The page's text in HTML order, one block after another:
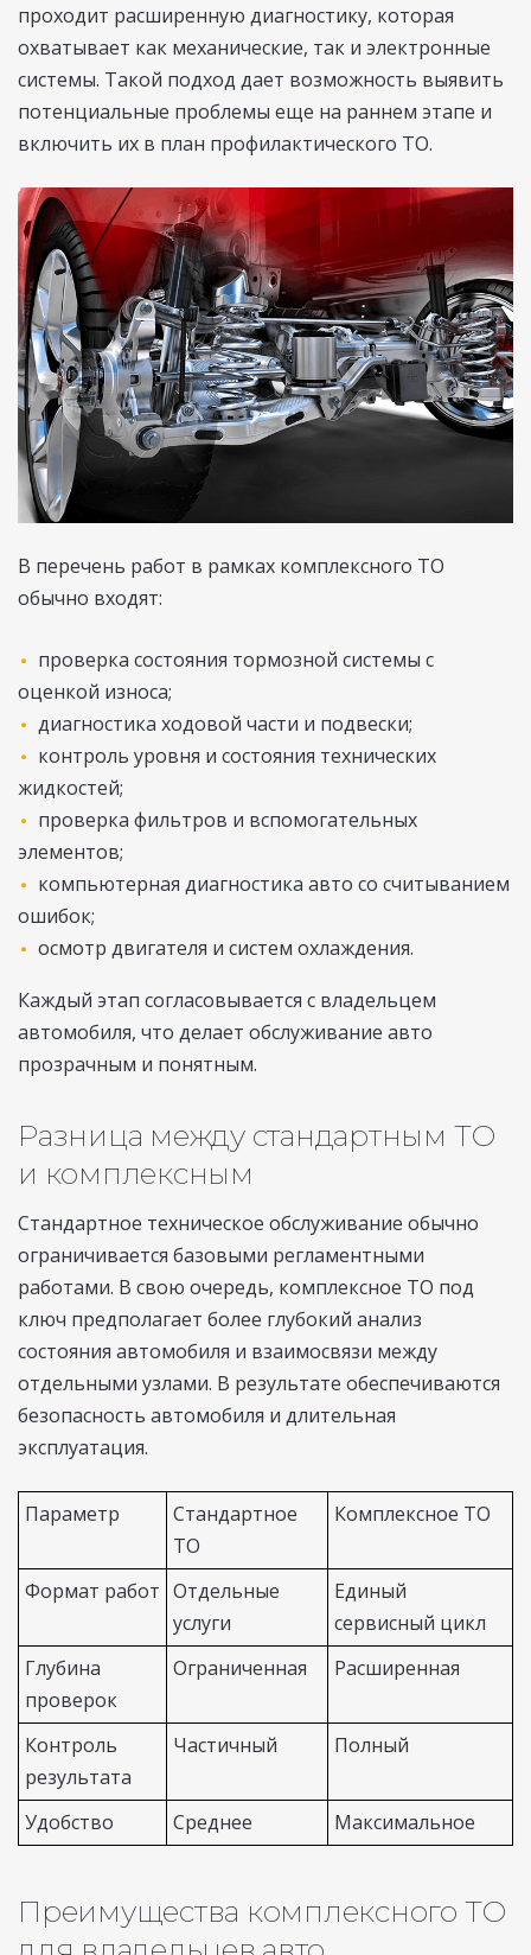
проходит расширенную диагностику, которая
охватывает как механические, так и электронные
системы. Такой подход дает возможность выявить
потенциальные проблемы еще на раннем этапе и
включить их в план профилактического ТО.
В перечень работ в рамках комплексного ТО
обычно входят:
проверка состояния тормозной системы с
оценкой износа;
диагностика ходовой части и подвески;
контроль уровня и состояния технических
жидкостей;
проверка фильтров и вспомогательных
элементов;
компьютерная диагностика авто со считыванием
ошибок;
осмотр двигателя и систем охлаждения.
Каждый этап согласовывается с владельцем
автомобиля, что делает обслуживание авто
прозрачным и понятным.
Разница между стандартным ТО
и комплексным
Стандартное техническое обслуживание обычно
ограничивается базовыми регламентными
работами. В свою очередь, комплексное ТО под
ключ предполагает более глубокий анализ
состояния автомобиля и взаимосвязи между
отдельными узлами. В результате обеспечиваются
безопасность автомобиля и длительная
эксплуатация.
Параметр
Стандартное
ТО
Комплексное ТО
Формат работ Отдельные
услуги
Единый
сервисный цикл
Глубина
проверок
Ограниченная Расширенная
Контроль
результата
Частичный Полный
Удобство Среднее Максимальное
Преимущества комплексного ТО